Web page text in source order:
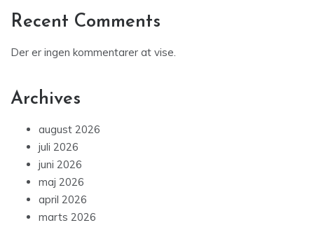
Recent Comments
Der er ingen kommentarer at vise.
Archives
august 2026
juli 2026
juni 2026
maj 2026
april 2026
marts 2026